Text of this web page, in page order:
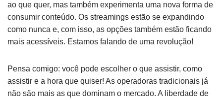
ao que quer, mas também experimenta uma nova forma de
consumir conteúdo. Os streamings estão se expandindo
como nunca e, com isso, as opções também estão ficando
mais acessíveis. Estamos falando de uma revolução!
Pensa comigo: você pode escolher o que assistir, como
assistir e a hora que quiser! As operadoras tradicionais já
não são mais as que dominam o mercado. A liberdade de